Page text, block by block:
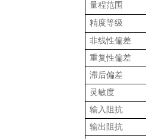
量程范围
精度等级
非线性偏差
重复性偏差
滞后偏差
灵敏度
输入阻抗
输出阻抗